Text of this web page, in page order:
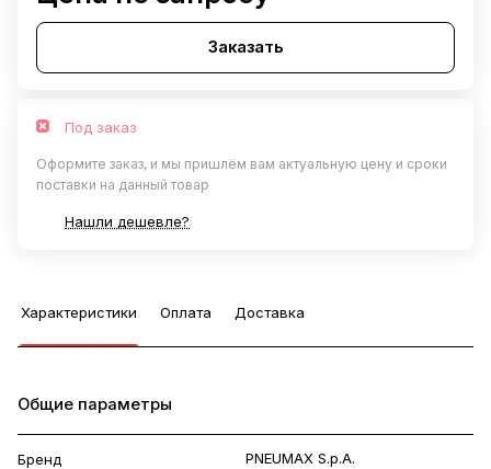
Заказать
Под заказ
Оформите заказ, и мы пришлём вам актуальную цену и сроки
поставки на данный товар
Нашли дешевле?
Характеристики Оплата Доставка
Общие параметры
Бренд PNEUMAX S.p.A.